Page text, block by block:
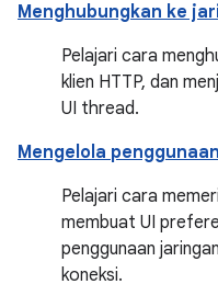
Menghubungkan ke
Pelajari cara
klien HTTP, dan
UI thread.
Mengelola
Pelajari cara
membuat UI
penggunaan
koneksi.